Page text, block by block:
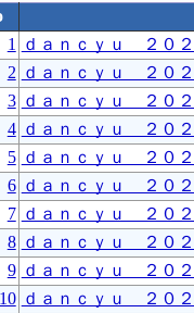
1
ｄａｎｃｙｕ ２０
2 ｄａｎｃｙｕ ２０
3 ｄａｎｃｙｕ ２０
4 ｄａｎｃｙｕ ２０
5 ｄａｎｃｙｕ ２０
6 ｄａｎｃｙｕ ２０
7 ｄａｎｃｙｕ ２０
8 ｄａｎｃｙｕ ２０
9 ｄａｎｃｙｕ ２０
10 ｄａｎｃｙｕ ２０